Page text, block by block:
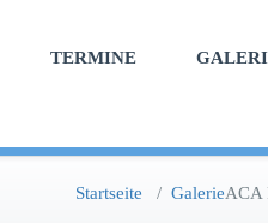
TERMINE
Startseite / GalerieACA